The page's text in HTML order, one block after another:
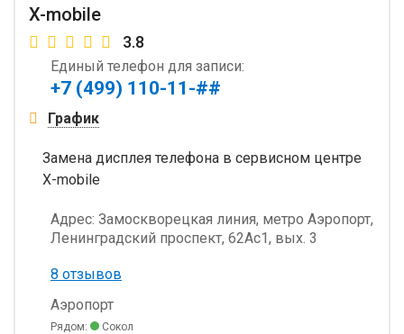
X-mobile
3.8
Единый телефон для записи:
+7 (499) 110-11-##
График
Замена дисплея телефона в сервисном центре
X-mobile
Адрес: Замоскворецкая линия, метро Аэропорт,
Ленинградский проспект, 62Ас1, вых. 3
8 отзывов
Аэропорт
Рядом: Сокол